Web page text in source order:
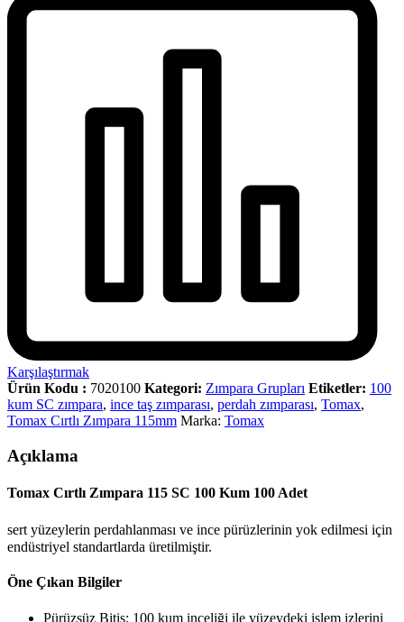
Karşılaştırmak
Ürün Kodu : 7020100 Kategori: Zımpara Grupları Etiketler: 100
kum SC zımpara, ince taş zımparası, perdah zımparası, Tomax,
Tomax Cırtlı Zımpara 115mm Marka: Tomax
Açıklama
Tomax Cırtlı Zımpara 115 SC 100 Kum 100 Adet
sert yüzeylerin perdahlanması ve ince pürüzlerinin yok edilmesi için
endüstriyel standartlarda üretilmiştir.
Öne Çıkan Bilgiler
Pürüzsüz Bitiş: 100 kum inceliği ile yüzeydeki işlem izlerini